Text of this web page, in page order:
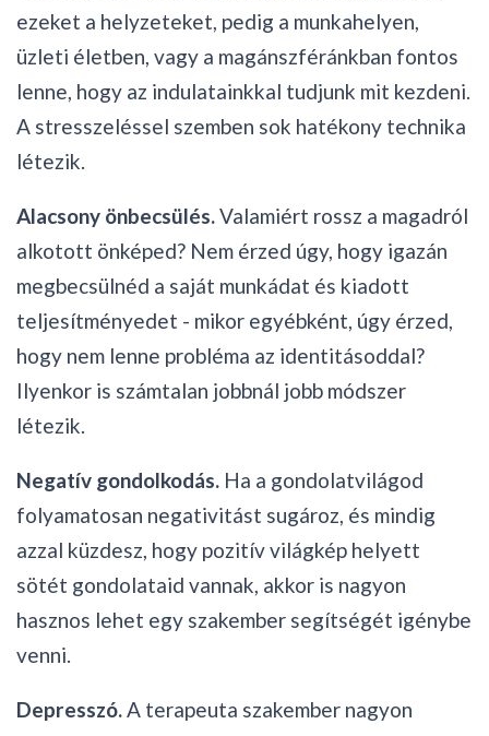
ezeket a helyzeteket, pedig a munkahelyen,
üzleti életben, vagy a magánszféránkban fontos
lenne, hogy az indulatainkkal tudjunk mit kezdeni.
A stresszeléssel szemben sok hatékony technika
létezik.
Alacsony önbecsülés.Valamiért rossz a magadról
alkotott önképed? Nem érzed úgy, hogy igazán
megbecsülnéd a saját munkádat és kiadott
teljesítményedet - mikor egyébként, úgy érzed,
hogy nem lenne probléma az identitásoddal?
Ilyenkor is számtalan jobbnál jobb módszer
létezik.
Negatív gondolkodás. Ha a gondolatvilágod
folyamatosan negativitást sugároz, és mindig
azzal küzdesz, hogy pozitív világkép helyett
sötét gondolataid vannak, akkor is nagyon
hasznos lehet egy szakember segítségét igénybe
venni.
Depresszó.A terapeuta szakember nagyon